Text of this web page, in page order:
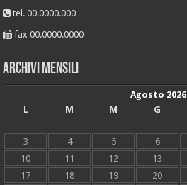
tel. 00.0000.000
fax 00.0000.0000
Archivi mensili
Agosto 2026
L
M M G
3
4 5 6
10
11 12 13
17
18 19 20